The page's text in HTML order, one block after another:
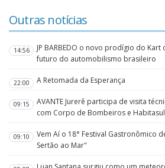
Outras notícias
14:56
JP BARBEDO o novo prodígio do
futuro do automobilismo brasileiro
22:00 A Retomada da Esperança
09:15
AVANTE Jurerê participa de visita
com Corpo de Bombeiros e Habitasul
09:10
Vem Aí o 18° Festival Gastronômico
Sertão ao Mar"